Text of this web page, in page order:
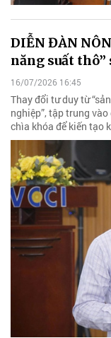
DIỄN ĐÀN
năng suất
16/07/2026 16:45
Thay đổi tư duy từ
nghiệp”, tập trung
chìa khóa để kiến tạo